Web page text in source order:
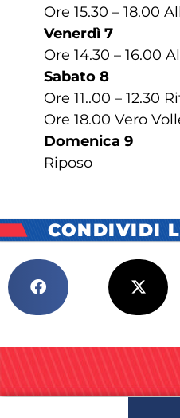
Ore 15.30 – 18.00
Venerdì 7
Ore 14.30 – 16.00
Sabato 8
Ore 11..00 – 12.30
Ore 18.00 Vero
Domenica 9
Riposo
CONDIVIDI